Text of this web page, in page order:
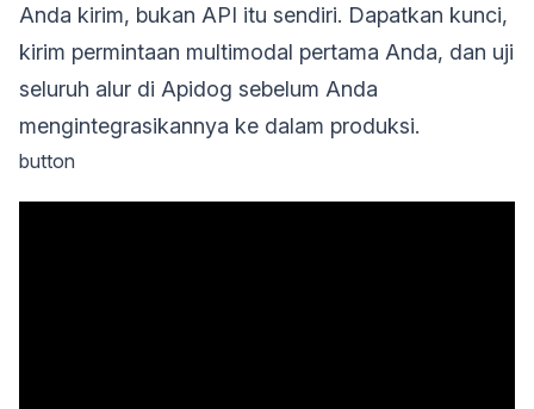
Anda kirim, bukan API itu sendiri. Dapatkan kunci,
kirim permintaan multimodal pertama Anda, dan uji
seluruh alur di Apidog sebelum Anda
mengintegrasikannya ke dalam produksi.
button